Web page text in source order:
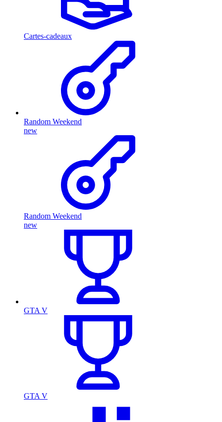
Cartes-cadeaux
Random Weekend
new
Random Weekend
new
GTA V
GTA V